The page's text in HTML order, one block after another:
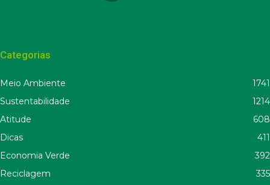
Categorias
Meio Ambiente
1741
Sustentabilidade
1214
Atitude
608
Dicas
411
Economia Verde
392
Reciclagem
335